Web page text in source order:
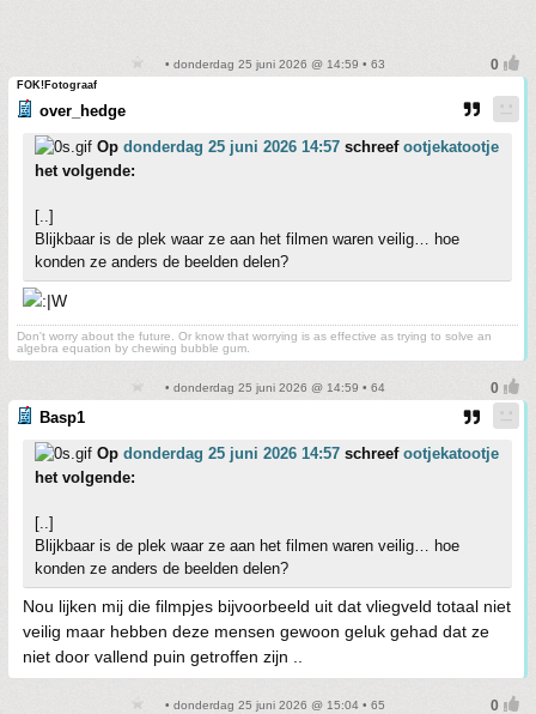
• donderdag 25 juni 2026 @ 14:59 • 63
FOK!Fotograaf
over_hedge
Op donderdag 25 juni 2026 14:57 schreef ootjekatootje
het volgende:
[..]
Blijkbaar is de plek waar ze aan het filmen waren veilig… hoe
konden ze anders de beelden delen?
Don't worry about the future. Or know that worrying is as effective as trying to solve an
algebra equation by chewing bubble gum.
• donderdag 25 juni 2026 @ 14:59 • 64
Basp1
Op donderdag 25 juni 2026 14:57 schreef ootjekatootje
het volgende:
[..]
Blijkbaar is de plek waar ze aan het filmen waren veilig… hoe
konden ze anders de beelden delen?
Nou lijken mij die filmpjes bijvoorbeeld uit dat vliegveld totaal niet
veilig maar hebben deze mensen gewoon geluk gehad dat ze
niet door vallend puin getroffen zijn ..
• donderdag 25 juni 2026 @ 15:04 • 65